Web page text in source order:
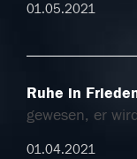
01.05.2021
Ruhe in
gewesen, er
01.04.2021